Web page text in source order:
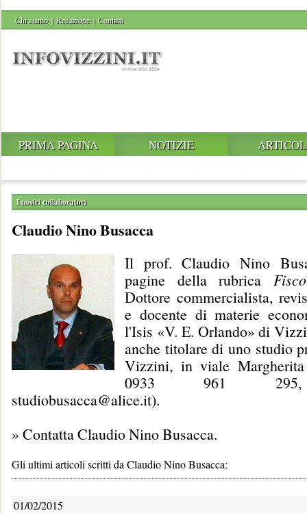
Chi siamo | Redazione | Contatti
PRIMA PAGINA NOTIZIE
I nostri collaboratori
Claudio Nino Busacca
Il prof. Claudio Nino
pagine della rubrica
Dottore commercialista,
e docente di materie
l'Isis «V. E. Orlando» di
anche titolare di uno studio
Vizzini, in viale
0933 961
studiobusacca@alice.it).
» Contatta Claudio Nino Busacca.
Gli ultimi articoli scritti da Claudio Nino Busacca:
01/02/2015